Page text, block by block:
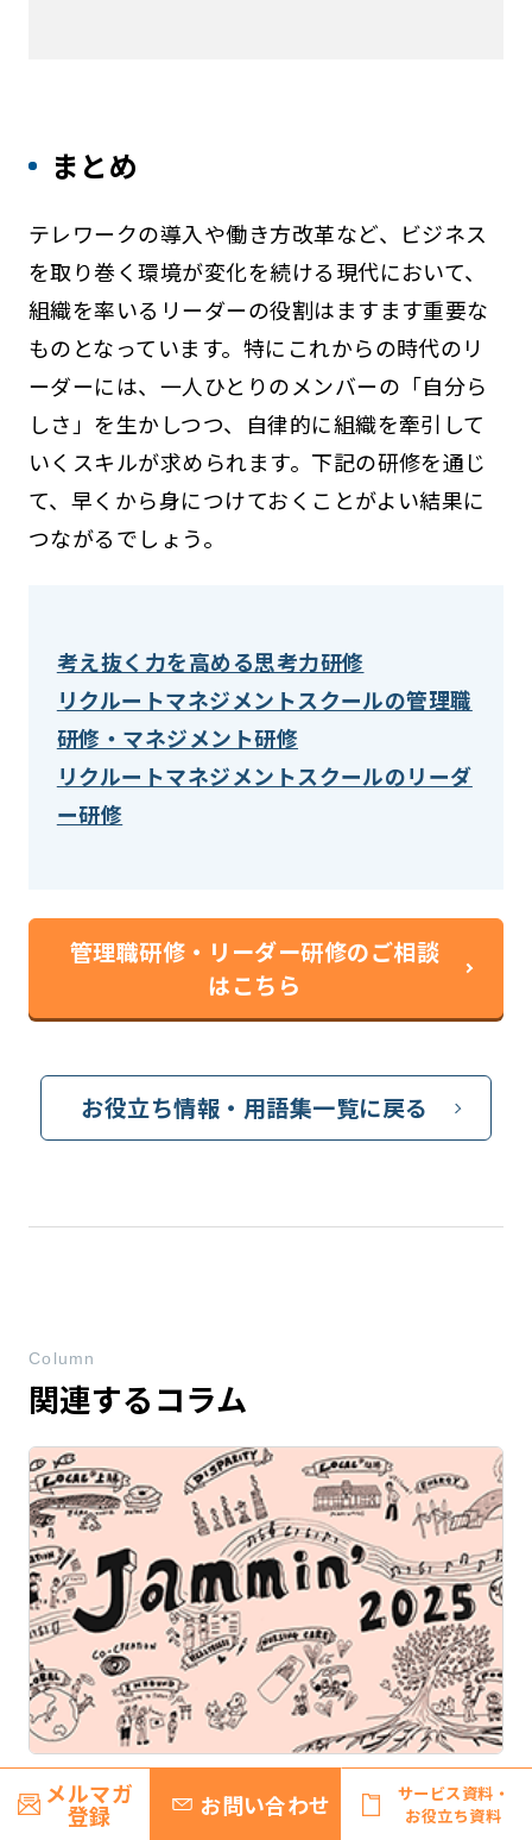
まとめ
テレワークの導入や働き方改革など、ビジネス
を取り巻く環境が変化を続ける現代において、
組織を率いるリーダーの役割はますます重要な
ものとなっています。特にこれからの時代のリ
ーダーには、一人ひとりのメンバーの「自分ら
しさ」を生かしつつ、自律的に組織を牽引して
いくスキルが求められます。下記の研修を通じ
て、早くから身につけておくことがよい結果に
つながるでしょう。
考え抜く力を高める思考力研修
リクルートマネジメントスクールの管理職
研修・マネジメント研修
リクルートマネジメントスクールのリーダ
ー研修
管理職研修・リーダー研修のご相談
はこちら
お役立ち情報・用語集一覧に戻る
関連するコラム
Column
連載・コラム 2026/08/03
メルマガ
登録 お問い合わせ
サービス資料・
お役立ち資料